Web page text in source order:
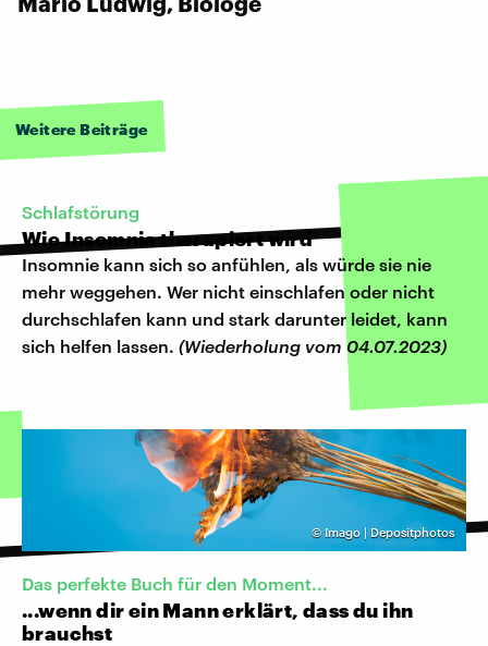
Weitere Beiträge
Schlafstörung
Wie Insomnie therapiert wird
Insomnie kann sich so anfühlen, als würde sie nie
mehr weggehen. Wer nicht einschlafen oder nicht
durchschlafen kann und stark darunter leidet, kann
sich helfen lassen. (Wiederholung vom 04.07.2023)
© Imago | Depositphotos
Das perfekte Buch für den Moment...
...wenn dir ein Mann erklärt, dass du ihn
brauchst